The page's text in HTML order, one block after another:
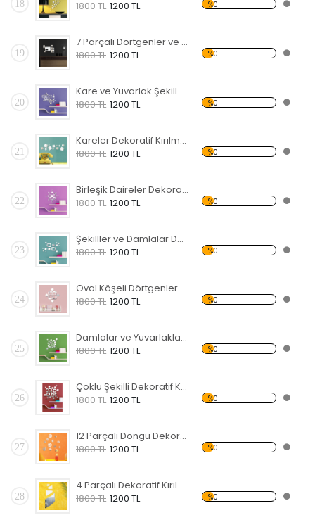
18 1800 TL 1200 TL %0
19
7 Parçalı Dörtgenler ve Daire Dekoratif Kırılmaz Ayna
1800 TL 1200 TL %0
20
Kare ve Yuvarlak Şekiller Dekoratif Kırılmaz Ayna
1800 TL 1200 TL %0
21
Kareler Dekoratif Kırılmaz Ayna
1800 TL 1200 TL %0
22
Birleşik Daireler Dekoratif Kırılmaz Ayna
1800 TL 1200 TL %0
23
Şekilller ve Damlalar Dekoratif Kırılmaz Ayna
1800 TL 1200 TL %0
24
Oval Köşeli Dörtgenler Dekoratif Kırılmaz Ayna
1800 TL 1200 TL %0
25
Damlalar ve Yuvarlaklar Dekoratif Kırılmaz Ayna
1800 TL 1200 TL %0
26
Çoklu Şekilli Dekoratif Kırılmaz Ayna
1800 TL 1200 TL %0
27
12 Parçalı Döngü Dekoratif Kırılmaz Ayna
1800 TL 1200 TL %0
28
4 Parçalı Dekoratif Kırılmaz Ayna
1800 TL 1200 TL %0